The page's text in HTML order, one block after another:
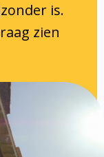
is.
zien